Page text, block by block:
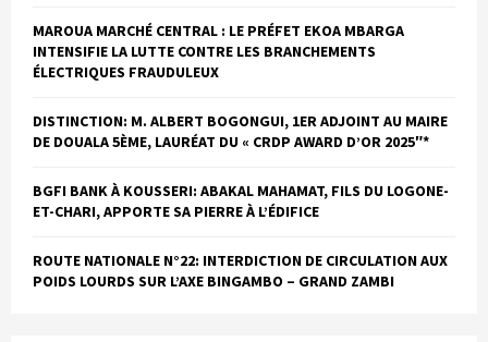
u
r
:
H
MAROUA MARCHÉ CENTRAL : LE PRÉFET EKOA MBARGA
INTENSIFIE LA LUTTE CONTRE LES BRANCHEMENTS
ÉLECTRIQUES FRAUDULEUX
DISTINCTION: M. ALBERT BOGONGUI, 1ER ADJOINT AU MAIRE
DE DOUALA 5ÈME, LAURÉAT DU « CRDP AWARD D’OR 2025″*
BGFI BANK À KOUSSERI: ABAKAL MAHAMAT, FILS DU LOGONE-
ET-CHARI, APPORTE SA PIERRE À L’ÉDIFICE
ROUTE NATIONALE N°22: INTERDICTION DE CIRCULATION AUX
POIDS LOURDS SUR L’AXE BINGAMBO – GRAND ZAMBI